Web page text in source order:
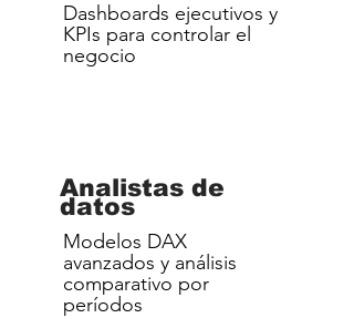
Dashboards ejecutivos y
KPIs para controlar el
negocio
Analistas de
datos
Modelos DAX
avanzados y análisis
comparativo por
períodos